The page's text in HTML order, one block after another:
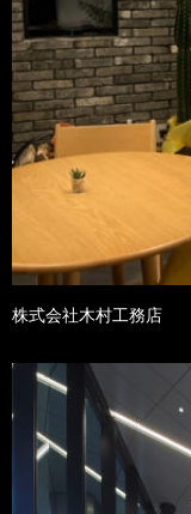
株式会社木村工務店